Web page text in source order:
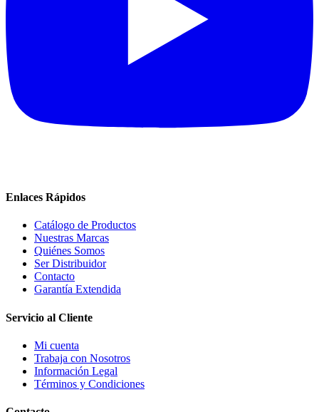
Enlaces Rápidos
Catálogo de Productos
Nuestras Marcas
Quiénes Somos
Ser Distribuidor
Contacto
Garantía Extendida
Servicio al Cliente
Mi cuenta
Trabaja con Nosotros
Información Legal
Términos y Condiciones